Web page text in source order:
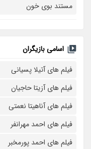
مستند بوی خون
اسامی بازیگران
فیلم های آتیلا پسیانی
فیلم های آزیتا حاجیان
فیلم های آناهیتا نعمتی
فیلم های احمد مهرانفر
فیلم های احمد پورمخبر